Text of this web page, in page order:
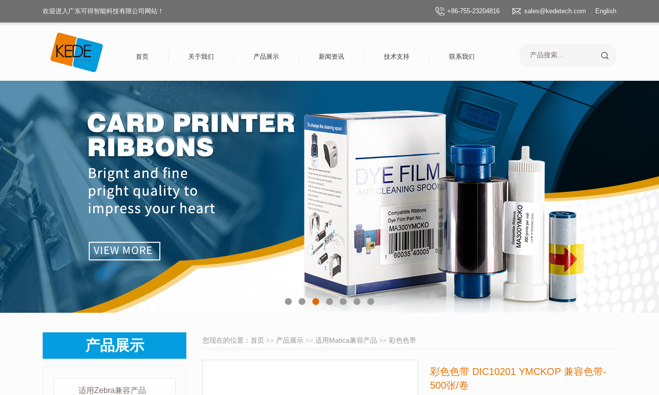
欢迎进入广东可得智能科技有限公司网站！ +86-755-23204816 sales@kedetech.com English
首页 关于我们 产品展示 新闻资讯 技术支持 联系我们
产品展示
适用Zebra兼容产品
您现在的位置： 首页 产品展示 适用Matica兼容产品 彩色色带
彩色色带 DIC10201 YMCKOP 兼容色带-
500张/卷